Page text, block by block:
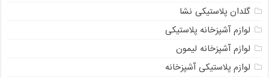
گلدان پلاستیکی نشا
لوازم آشپزخانه پلاستیکی
لوازم آشپزخانه لیمون
لوازم پلاستیکی آشپزخانه